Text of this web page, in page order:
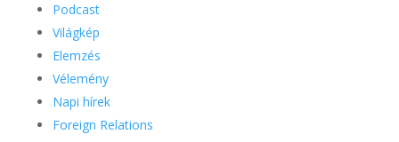
Podcast
Világkép
Elemzés
Vélemény
Napi hírek
Foreign Relations